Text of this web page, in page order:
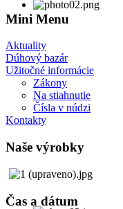
Mini Menu
Aktuality
Dúhový bazár
Užitočné informácie
Zákony
Na stiahnutie
Čísla v núdzi
Kontakty
Naše výrobky
Čas a dátum